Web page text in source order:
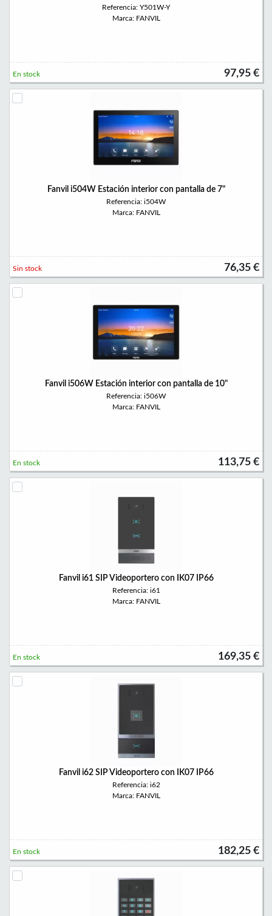
Referencia: Y501W-Y
Marca: FANVIL
97,95 €
En stock
Fanvil i504W Estación interior con pantalla de 7"
Referencia: i504W
Marca: FANVIL
76,35 €
Sin stock
Fanvil i506W Estación interior con pantalla de 10"
Referencia: i506W
Marca: FANVIL
113,75 €
En stock
Fanvil i61 SIP Videoportero con IK07 IP66
Referencia: i61
Marca: FANVIL
169,35 €
En stock
Fanvil i62 SIP Videoportero con IK07 IP66
Referencia: i62
Marca: FANVIL
182,25 €
En stock